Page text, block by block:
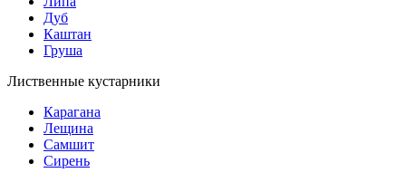
Дуб
Каштан
Груша
Лиственные кустарники
Карагана
Лещина
Самшит
Сирень